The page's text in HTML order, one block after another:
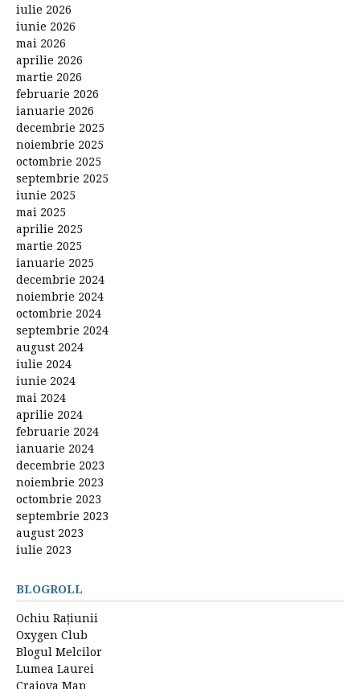
iulie 2026
iunie 2026
mai 2026
aprilie 2026
martie 2026
februarie 2026
ianuarie 2026
decembrie 2025
noiembrie 2025
octombrie 2025
septembrie 2025
iunie 2025
mai 2025
aprilie 2025
martie 2025
ianuarie 2025
decembrie 2024
noiembrie 2024
octombrie 2024
septembrie 2024
august 2024
iulie 2024
iunie 2024
mai 2024
aprilie 2024
februarie 2024
ianuarie 2024
decembrie 2023
noiembrie 2023
octombrie 2023
septembrie 2023
august 2023
iulie 2023
BLOGROLL
Ochiu Rațiunii
Oxygen Club
Blogul Melcilor
Lumea Laurei
Craiova Map